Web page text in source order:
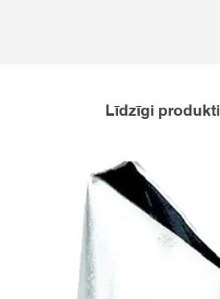
Līdzīgi produkti